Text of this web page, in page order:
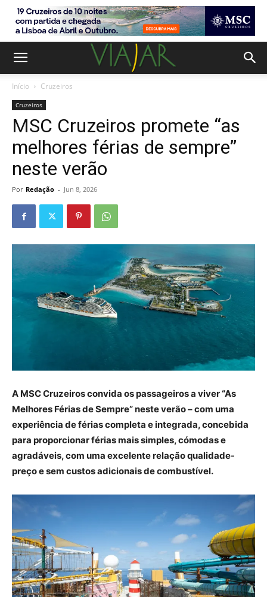
Início Cruzeiros
Cruzeiros
MSC Cruzeiros promete “as
melhores férias de sempre”
neste verão
Por Redação - Jun 8, 2026
A MSC Cruzeiros convida os passageiros a viver “As
Melhores Férias de Sempre” neste verão – com uma
experiência de férias completa e integrada, concebida
para proporcionar férias mais simples, cómodas e
agradáveis, com uma excelente relação qualidade-
preço e sem custos adicionais de combustível.